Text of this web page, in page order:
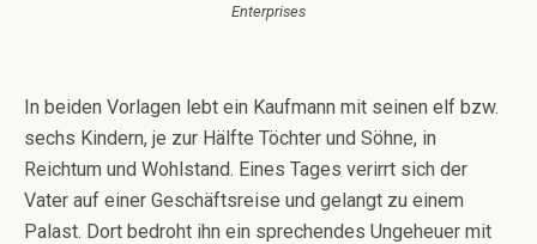
Enterprises
In beiden Vorlagen lebt ein Kaufmann mit seinen elf bzw.
sechs Kindern, je zur Hälfte Töchter und Söhne, in
Reichtum und Wohlstand. Eines Tages verirrt sich der
Vater auf einer Geschäftsreise und gelangt zu einem
Palast. Dort bedroht ihn ein sprechendes Ungeheuer mit